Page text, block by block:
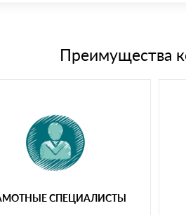
банковским картамПреимущества
СПЕЦИАЛИСТЫ